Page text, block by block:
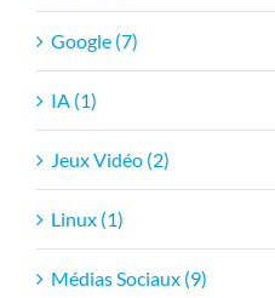
Google (7)
IA (1)
Jeux Vidéo (2)
Linux (1)
Médias Sociaux (9)